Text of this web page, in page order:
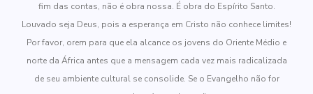
fim das contas, não é obra nossa. É obra do Espírito Santo.
Louvado seja Deus, pois a esperança em Cristo não conhece limites!
Por favor, orem para que ela alcance os jovens do Oriente Médio e
norte da África antes que a mensagem cada vez mais radicalizada
de seu ambiente cultural se consolide. Se o Evangelho não for